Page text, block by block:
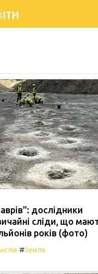
дослідники
сліди, що
років (фото)
#Земля